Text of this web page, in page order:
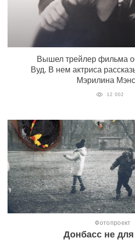
Вышел трейлер фильма
Вуд. В нем актриса
Мэрилина
12 002
Фотопроект
Донбасс не для